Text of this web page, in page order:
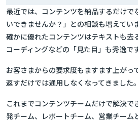
最近では、コンテンツを納品するだけで
いできませんか？」との相談も増えていま
確かに優れたコンテンツはテキストも去
コーディングなどの「見た目」も秀逸です
お客さまからの要求度もますます上がっ
返すだけでは通用しなくなってきました。
これまでコンテンツチームだけで解決で
発チーム、レポートチーム、営業チーム